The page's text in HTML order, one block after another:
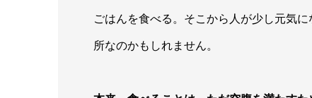
ごはんを食べる。そこから人が少し元気
所なのかもしれません。